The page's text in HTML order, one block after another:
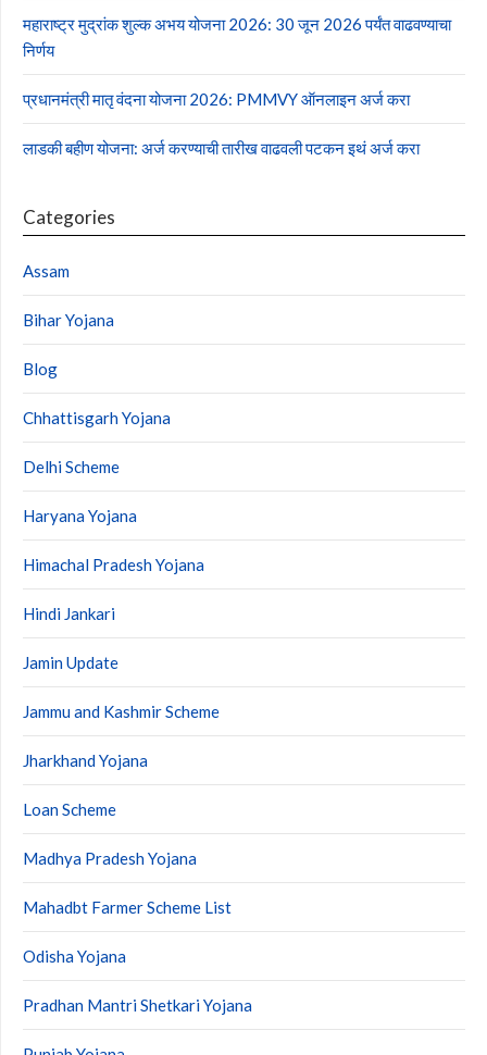
महाराष्ट्र मुद्रांक शुल्क अभय योजना 2026: 30 जून 2026 पर्यंत वाढवण्याचा
निर्णय
प्रधानमंत्री मातृ वंदना योजना 2026: PMMVY ऑनलाइन अर्ज करा
लाडकी बहीण योजना: अर्ज करण्याची तारीख वाढवली पटकन इथं अर्ज करा
Categories
Assam
Bihar Yojana
Blog
Chhattisgarh Yojana
Delhi Scheme
Haryana Yojana
Himachal Pradesh Yojana
Hindi Jankari
Jamin Update
Jammu and Kashmir Scheme
Jharkhand Yojana
Loan Scheme
Madhya Pradesh Yojana
Mahadbt Farmer Scheme List
Odisha Yojana
Pradhan Mantri Shetkari Yojana